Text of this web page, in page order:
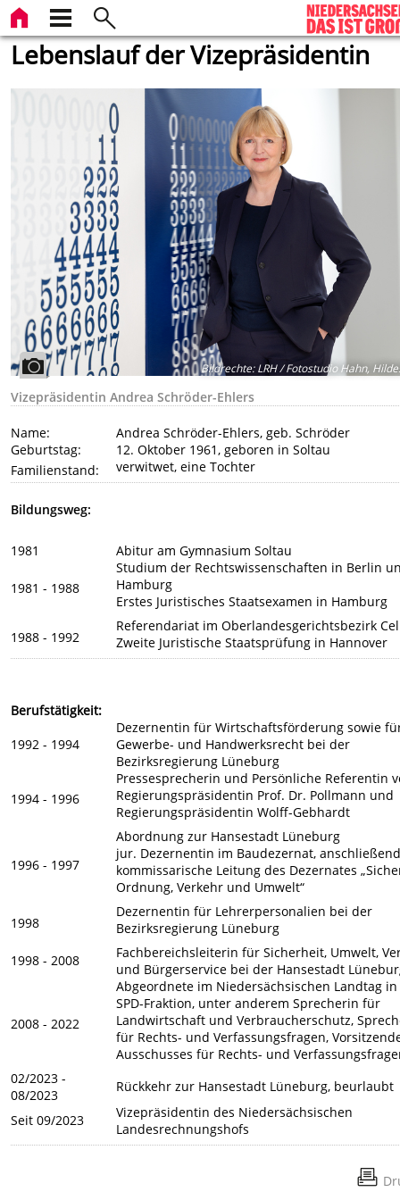
Lebenslauf der Vizepräsidentin
Bildrechte:LRH / Fotostudio Hahn,
Vizepräsidentin Andrea Schröder-Ehlers
Name:
Andrea Schröder-Ehlers, geb. Schröder
Geburtstag:
12. Oktober 1961, geboren in Soltau
Familienstand:
verwitwet, eine Tochter
Bildungsweg:
1981 Abitur am Gymnasium Soltau
1981 - 1988
Studium der Rechtswissenschaften in Berlin
Hamburg
Erstes Juristisches Staatsexamen in Hamburg
1988 - 1992
Referendariat im Oberlandesgerichtsbezirk
Zweite Juristische Staatsprüfung in Hannover
Berufstätigkeit:
1992 - 1994
Dezernentin für Wirtschaftsförderung sowie
Gewerbe- und Handwerksrecht bei der
Bezirksregierung Lüneburg
1994 - 1996
Pressesprecherin und Persönliche Referentin
Regierungspräsidentin Prof. Dr. Pollmann und
Regierungspräsidentin Wolff-Gebhardt
1996 - 1997
Abordnung zur Hansestadt Lüneburg
jur. Dezernentin im Baudezernat,
kommissarische Leitung des Dezernates
Ordnung, Verkehr und Umwelt“
1998
Dezernentin für Lehrerpersonalien bei der
Bezirksregierung Lüneburg
1998 - 2008
Fachbereichsleiterin für Sicherheit, Umwelt,
und Bürgerservice bei der Hansestadt
2008 - 2022
Abgeordnete im Niedersächsischen Landtag
SPD-Fraktion, unter anderem Sprecherin für
Landwirtschaft und Verbraucherschutz,
für Rechts- und Verfassungsfragen,
Ausschusses für Rechts- und
02/2023 -
08/2023
Rückkehr zur Hansestadt Lüneburg, beurlaubt
Seit 09/2023
Vizepräsidentin des Niedersächsischen
Landesrechnungshofs